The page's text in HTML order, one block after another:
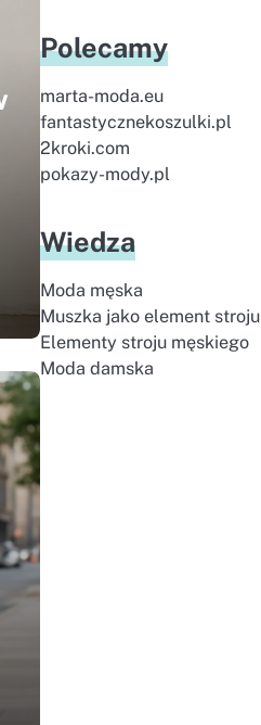
Polecamy
marta-moda.eu
fantastycznekoszulki.pl
2kroki.com
pokazy-mody.pl
Wiedza
Moda męska
Muszka jako element stroju
Elementy stroju męskiego
Moda damska